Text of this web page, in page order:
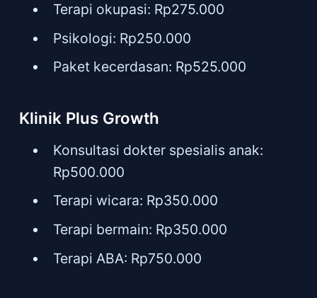
Terapi okupasi: Rp275.000
Psikologi: Rp250.000
Paket kecerdasan: Rp525.000
Klinik Plus Growth
Konsultasi dokter spesialis anak:
Rp500.000
Terapi wicara: Rp350.000
Terapi bermain: Rp350.000
Terapi ABA: Rp750.000